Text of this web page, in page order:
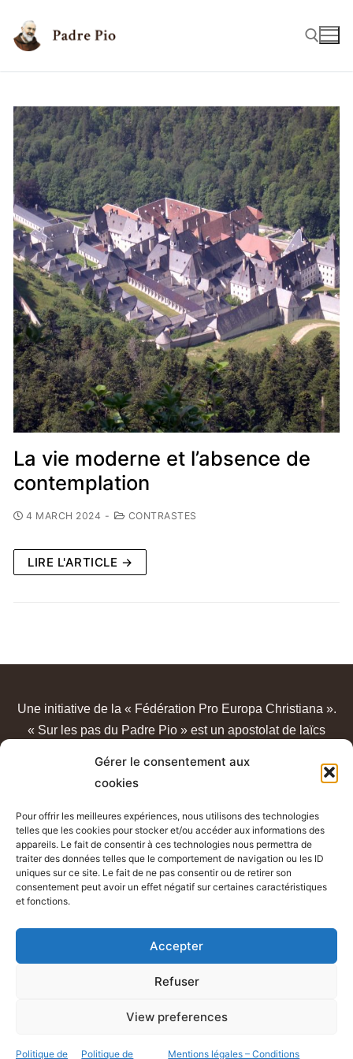
Gérer le consentement aux
cookies
Pour offrir les meilleures expériences, nous utilisons des technologies
telles que les cookies pour stocker et/ou accéder aux informations des
appareils. Le fait de consentir à ces technologies nous permettra de
traiter des données telles que le comportement de navigation ou les ID
uniques sur ce site. Le fait de ne pas consentir ou de retirer son
consentement peut avoir un effet négatif sur certaines caractéristiques
et fonctions.
Accepter
Refuser
View preferences
Politique de Politique de Mentions légales – Conditions
La vie moderne et l’absence de
contemplation
4 MARCH 2024 - CONTRASTES
LIRE L'ARTICLE →
Une initiative de la « Fédération Pro Europa Christiana ».
« Sur les pas du Padre Pio » est un apostolat de laïcs
Mentions légales - Conditions générales d’utilisation
Politique de confidentialité